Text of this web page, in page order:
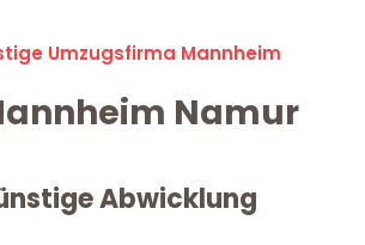
Umzugsfirma Mannheim
Namur
Abwicklung